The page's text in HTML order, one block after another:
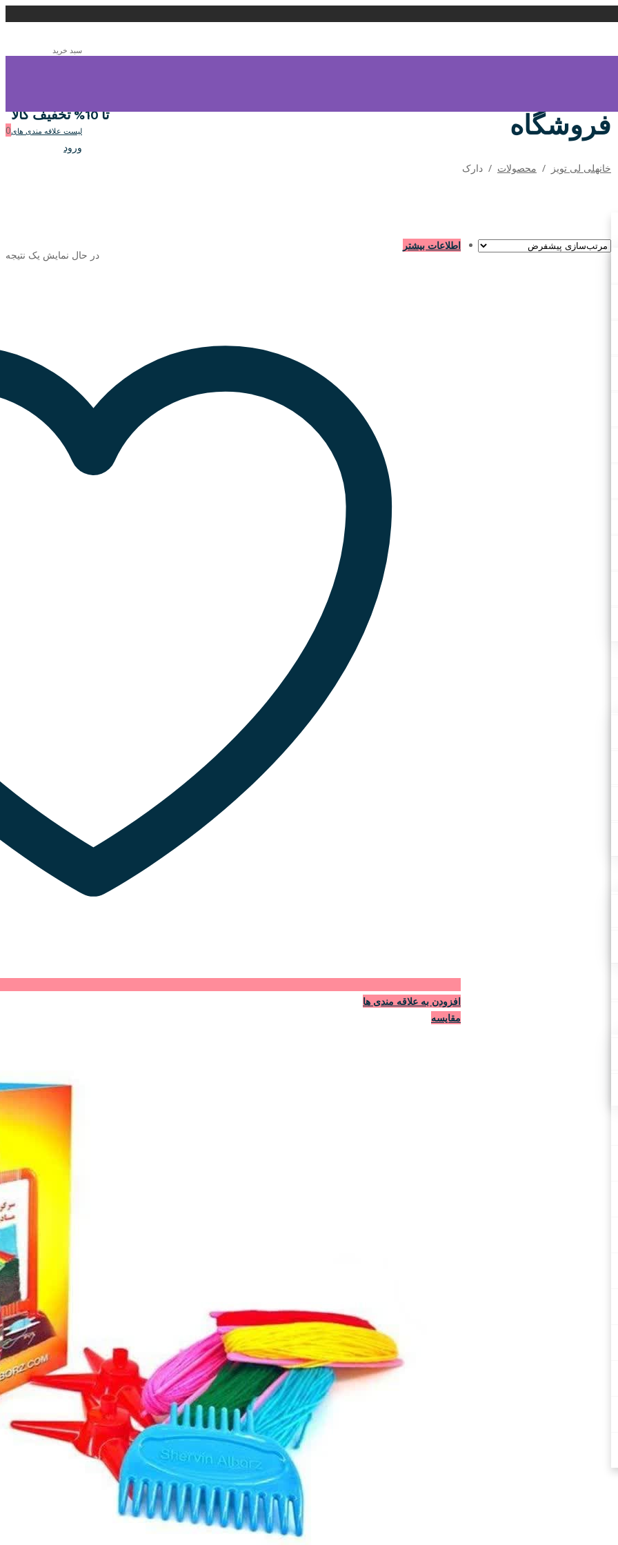
سبد خرید
لیست علاقه مندی های0
ورود
تا 10% تخفیف کالا فروشگاه
خانهلی لی تویز / محصولات / دارک
در حال نمایش یک نتیجه
اطلاعات بیشتر
افزودن به علاقه مندی ها
مقایسه